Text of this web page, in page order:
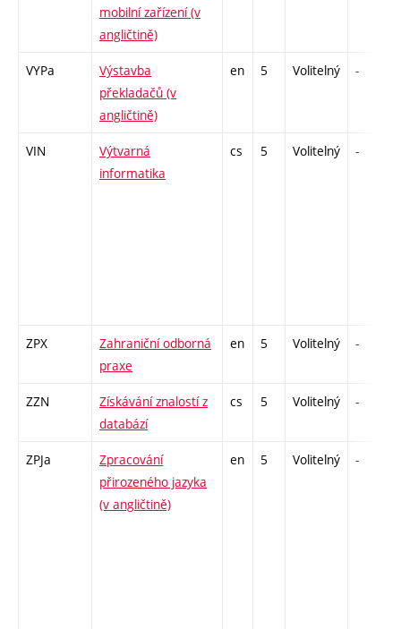
mobilní zařízení (v
angličtině)
VYPa
Výstavba
překladačů (v
angličtině)
en 5 Volitelný -
VIN
Výtvarná
informatika
cs 5 Volitelný -
ZPX
Zahraniční odborná
praxe
en 5 Volitelný -
ZZN
Získávání znalostí z
databází
cs 5 Volitelný -
ZPJa
Zpracování
přirozeného jazyka
(v angličtině)
en 5 Volitelný -